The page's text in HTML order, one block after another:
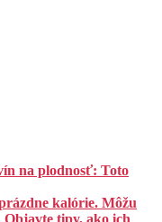
na plodnosť: Toto
kalórie. Môžu
tipy, ako ich